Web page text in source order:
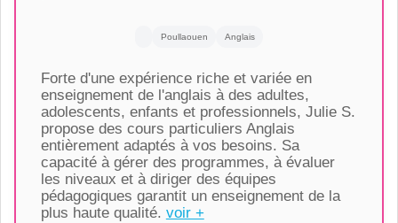
Poullaouen Anglais
Forte d'une expérience riche et variée en
enseignement de l'anglais à des adultes,
adolescents, enfants et professionnels, Julie S.
propose des cours particuliers Anglais
entièrement adaptés à vos besoins. Sa
capacité à gérer des programmes, à évaluer
les niveaux et à diriger des équipes
pédagogiques garantit un enseignement de la
plus haute qualité. voir +